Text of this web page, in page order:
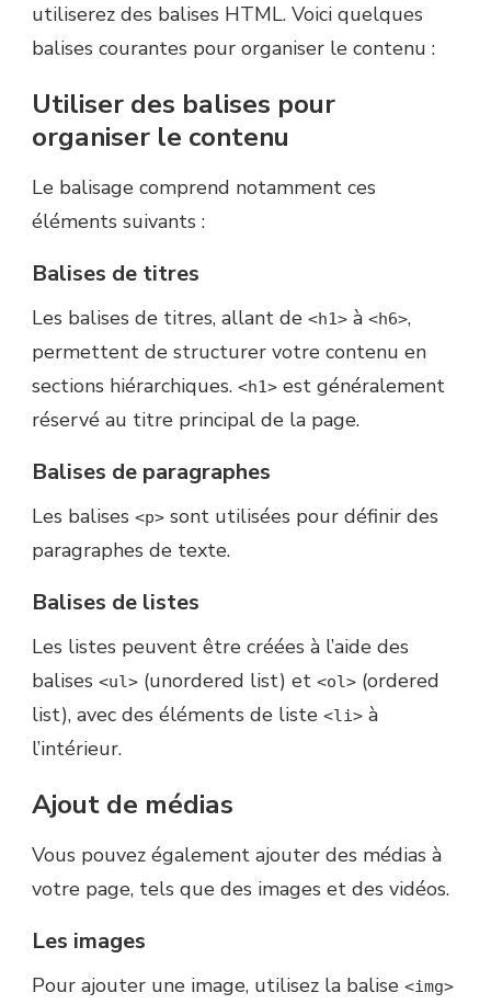
utiliserez des balises HTML. Voici quelques
balises courantes pour organiser le contenu :
Utiliser des balises pour
organiser le contenu
Le balisage comprend notamment ces
éléments suivants :
Balises de titres
Les balises de titres, allant de <h1> à <h6>,
permettent de structurer votre contenu en
sections hiérarchiques. <h1> est généralement
réservé au titre principal de la page.
Balises de paragraphes
Les balises <p> sont utilisées pour définir des
paragraphes de texte.
Balises de listes
Les listes peuvent être créées à l’aide des
balises <ul> (unordered list) et <ol> (ordered
list), avec des éléments de liste <li> à
l’intérieur.
Ajout de médias
Vous pouvez également ajouter des médias à
votre page, tels que des images et des vidéos.
Les images
Pour ajouter une image, utilisez la balise <img>